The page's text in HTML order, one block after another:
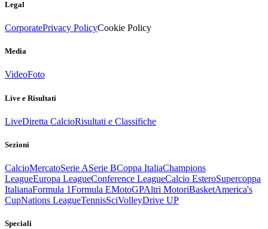
Legal
CorporatePrivacy PolicyCookie Policy
Media
VideoFoto
Live e Risultati
LiveDiretta CalcioRisultati e Classifiche
Sezioni
CalcioMercatoSerie ASerie BCoppa ItaliaChampions
LeagueEuropa LeagueConference LeagueCalcio EsteroSupercoppa
ItalianaFormula 1Formula EMotoGPAltri MotoriBasketAmerica's
CupNations LeagueTennisSciVolleyDrive UP
Speciali